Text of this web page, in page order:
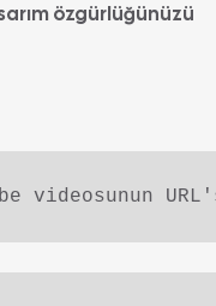
özgürlüğünüzü
videosunun